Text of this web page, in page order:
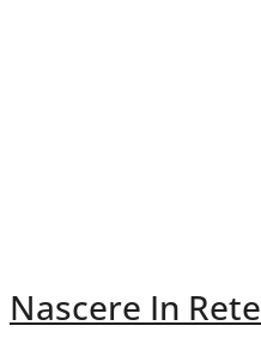
Nascere In Rete